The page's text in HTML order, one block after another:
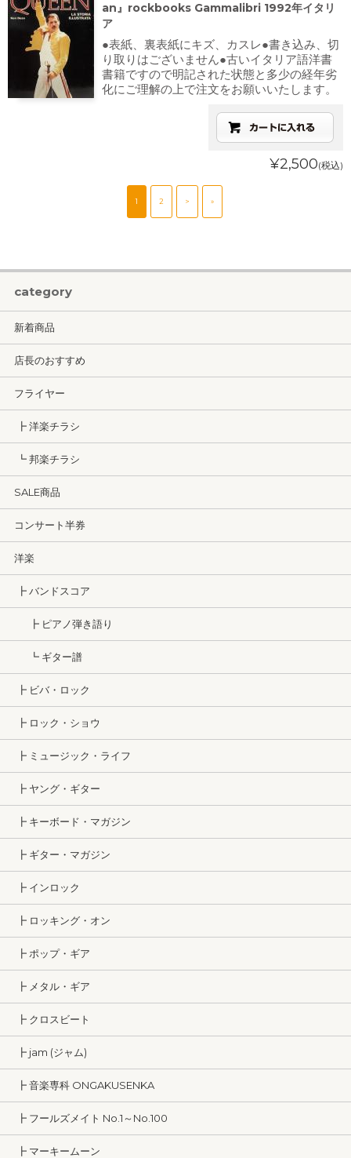
an』rockbooks Gammalibri 1992年イタリ
ア
●表紙、裏表紙にキズ、カスレ●書き込み、切
り取りはございません●古いイタリア語洋書
書籍ですので明記された状態と多少の経年劣
化にご理解の上で注文をお願いいたします。
¥2,500(税込)
1 2 > »
category
新着商品
店長のおすすめ
フライヤー
┣ 洋楽チラシ
┗ 邦楽チラシ
SALE商品
コンサート半券
洋楽
┣ バンドスコア
┣ ピアノ弾き語り
┗ ギター譜
┣ ビバ・ロック
┣ ロック・ショウ
┣ ミュージック・ライフ
┣ ヤング・ギター
┣ キーボード・マガジン
┣ ギター・マガジン
┣ インロック
┣ ロッキング・オン
┣ ポップ・ギア
┣ メタル・ギア
┣ クロスビート
┣ jam (ジャム)
┣ 音楽専科 ONGAKUSENKA
┣ フールズメイト No.1～No.100
┣ マーキームーン